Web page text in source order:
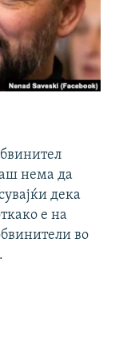
нема да
дека
е на
во